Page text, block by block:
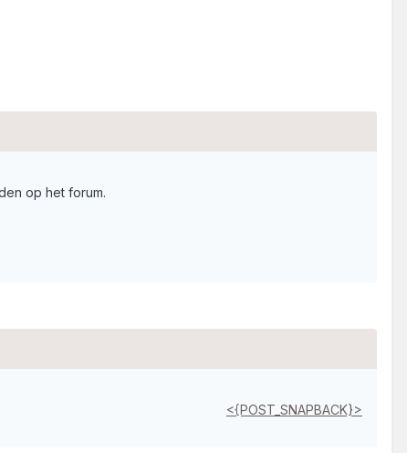
op het forum.
<{POST_SNAPBACK}>